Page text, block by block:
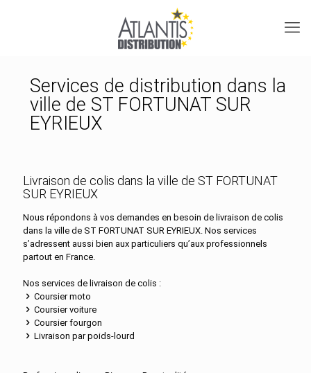
Services de distribution dans la
ville de ST FORTUNAT SUR
EYRIEUX
Livraison de colis dans la ville de ST FORTUNAT
SUR EYRIEUX
Nous répondons à vos demandes en besoin de livraison de colis
dans la ville de ST FORTUNAT SUR EYRIEUX. Nos services
s’adressent aussi bien aux particuliers qu’aux professionnels
partout en France.
Nos services de livraison de colis :
Coursier moto
Coursier voiture
Coursier fourgon
Livraison par poids-lourd